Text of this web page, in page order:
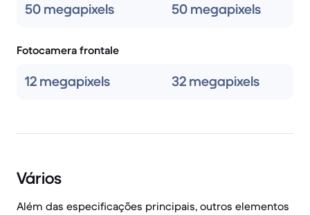
50 megapixels 50 megapixels
Fotocamera frontale
12 megapixels 32 megapixels
Vários
Além das especificações principais, outros elementos